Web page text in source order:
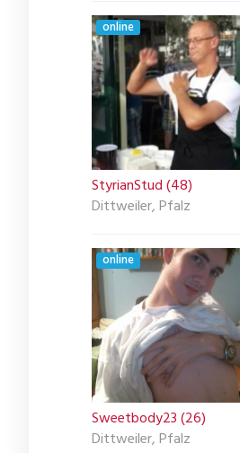
online
StyrianStud (48)
Dittweiler, Pfalz
online
Sweetbody23 (26)
Dittweiler, Pfalz